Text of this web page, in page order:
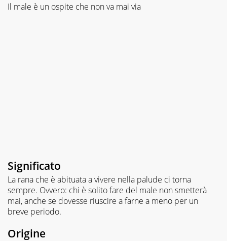
Il male è un ospite che non va mai via
Significato
La rana che è abituata a vivere nella palude ci torna
sempre. Ovvero: chi è solito fare del male non smetterà
mai, anche se dovesse riuscire a farne a meno per un
breve periodo.
Origine